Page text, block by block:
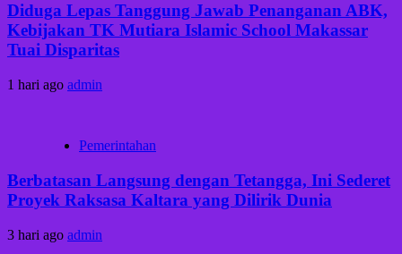
Diduga Lepas Tanggung Jawab Penanganan ABK,
Kebijakan TK Mutiara Islamic School Makassar
Tuai Disparitas
1 hari ago admin
Pemerintahan
Berbatasan Langsung dengan Tetangga, Ini Sederet
Proyek Raksasa Kaltara yang Dilirik Dunia
3 hari ago admin